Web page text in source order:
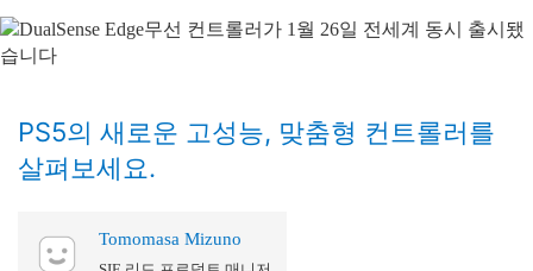
PS5의 새로운 고성능, 맞춤형 컨트롤러를
살펴보세요.
Tomomasa Mizuno